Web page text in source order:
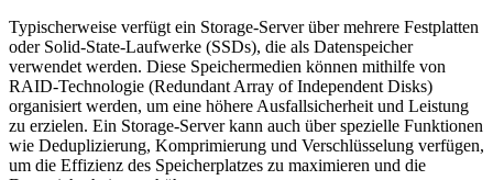
Typischerweise verfügt ein Storage-Server über mehrere Festplatten
oder Solid-State-Laufwerke (SSDs), die als Datenspeicher
verwendet werden. Diese Speichermedien können mithilfe von
RAID-Technologie (Redundant Array of Independent Disks)
organisiert werden, um eine höhere Ausfallsicherheit und Leistung
zu erzielen. Ein Storage-Server kann auch über spezielle Funktionen
wie Deduplizierung, Komprimierung und Verschlüsselung verfügen,
um die Effizienz des Speicherplatzes zu maximieren und die